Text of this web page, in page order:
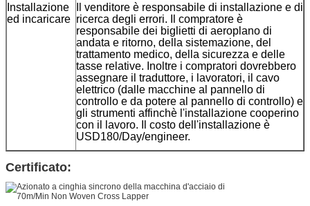
Installazione
ed incaricare
Il venditore è responsabile di installazione e di
ricerca degli errori. Il compratore è
responsabile dei biglietti di aeroplano di
andata e ritorno, della sistemazione, del
trattamento medico, della sicurezza e delle
tasse relative. Inoltre i compratori dovrebbero
assegnare il traduttore, i lavoratori, il cavo
elettrico (dalle macchine al pannello di
controllo e da potere al pannello di controllo) e
gli strumenti affinchè l'installazione cooperino
con il lavoro. Il costo dell'installazione è
USD180/Day/engineer.
Certificato: